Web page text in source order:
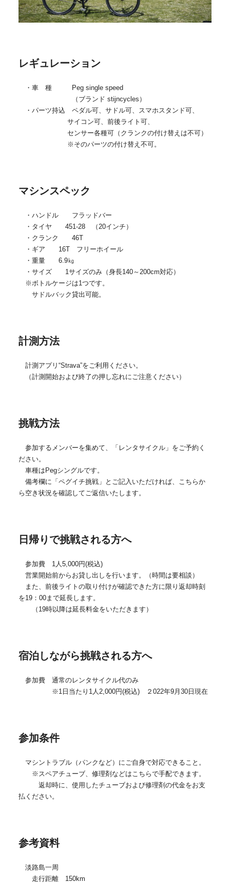
レギュレーション
・車 種 Peg single speed
（ブランド stijncycles）
・パーツ持込 ペダル可、サドル可、スマホスタンド可、
サイコン可、前後ライト可、
センサー各種可（クランクの付け替えは不可）
※そのパーツの付け替え不可。
マシンスペック
・ハンドル フラッドバー
・タイヤ 451-28 （20インチ）
・クランク 46T
・ギア 16T フリーホイール
・重量 6.9㎏
・サイズ 1サイズのみ（身長140～200cm対応）
※ボトルケージは1つです。
サドルバック貸出可能。
計測方法
計測アプリ“Strava”をご利用ください。
（計測開始および終了の押し忘れにご注意ください）
挑戦方法
参加するメンバーを集めて、「レンタサイクル」をご予約く
ださい。
車種はPegシングルです。
備考欄に「ペグイチ挑戦」とご記入いただければ、こちらか
ら空き状況を確認してご返信いたします。
日帰りで挑戦される方へ
参加費 1人5,000円(税込)
営業開始前からお貸し出しを行います。（時間は要相談）
また、前後ライトの取り付けが確認できた方に限り返却時刻
を19：00まで延長します。
（19時以降は延長料金をいただきます）
宿泊しながら挑戦される方へ
参加費 通常のレンタサイクル代のみ
※1日当たり1人2,000円(税込) ２022年9月30日現在
参加条件
マシントラブル（パンクなど）にご自身で対応できること。
※スペアチューブ、修理剤などはこちらで手配できます。
返却時に、使用したチューブおよび修理剤の代金をお支
払ください。
参考資料
淡路島一周
走行距離 150km